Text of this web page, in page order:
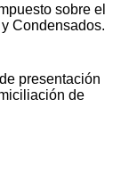
sobre el
Condensados.
presentación
de